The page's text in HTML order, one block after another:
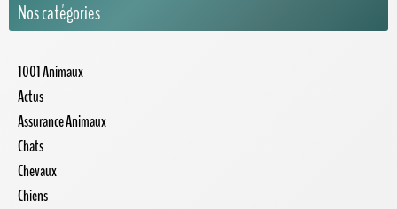
Nos catégories
1001 Animaux
Actus
Assurance Animaux
Chats
Chevaux
Chiens